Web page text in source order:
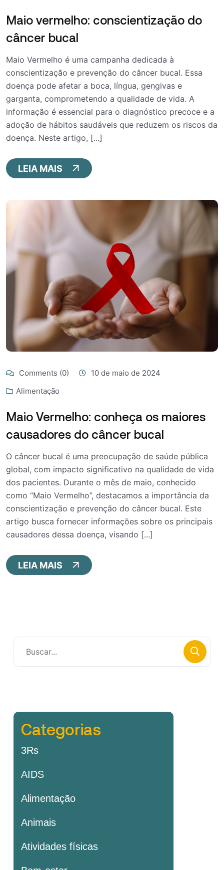
Maio vermelho: conscientização do
câncer bucal
Maio Vermelho é uma campanha dedicada à
conscientização e prevenção do câncer bucal. Essa
doença pode afetar a boca, língua, gengivas e
garganta, comprometendo a qualidade de vida. A
informação é essencial para o diagnóstico precoce e a
adoção de hábitos saudáveis que reduzem os riscos da
doença. Neste artigo, [...]
LEIA MAIS
Comments (0)
10 de maio de 2024
Alimentação
Maio Vermelho: conheça os maiores
causadores do câncer bucal
O câncer bucal é uma preocupação de saúde pública
global, com impacto significativo na qualidade de vida
dos pacientes. Durante o mês de maio, conhecido
como “Maio Vermelho”, destacamos a importância da
conscientização e prevenção do câncer bucal. Este
artigo busca fornecer informações sobre os principais
causadores dessa doença, visando [...]
LEIA MAIS
Categorias
3Rs
AIDS
Alimentação
Animais
Atividades físicas